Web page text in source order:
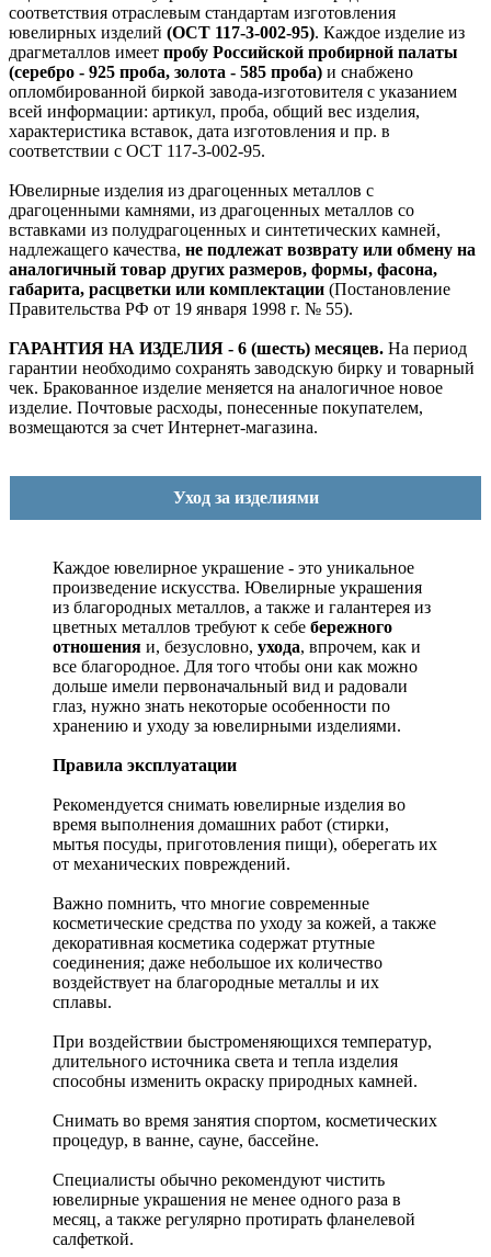
соответствия отраслевым стандартам изготовления
ювелирных изделий (ОСТ 117-3-002-95). Каждое изделие из
драгметаллов имеет пробу Российской пробирной палаты
(серебро - 925 проба, золота - 585 проба) и снабжено
опломбированной биркой завода-изготовителя с указанием
всей информации: артикул, проба, общий вес изделия,
характеристика вставок, дата изготовления и пр. в
соответствии с ОСТ 117-3-002-95.
Ювелирные изделия из драгоценных металлов с
драгоценными камнями, из драгоценных металлов со
вставками из полудрагоценных и синтетических камней,
надлежащего качества, не подлежат возврату или обмену на
аналогичный товар других размеров, формы, фасона,
габарита, расцветки или комплектации (Постановление
Правительства РФ от 19 января 1998 г. № 55).
ГАРАНТИЯ НА ИЗДЕЛИЯ - 6 (шесть) месяцев. На период
гарантии необходимо сохранять заводскую бирку и товарный
чек. Бракованное изделие меняется на аналогичное новое
изделие. Почтовые расходы, понесенные покупателем,
возмещаются за счет Интернет-магазина.
Уход за изделиями
Каждое ювелирное украшение - это уникальное
произведение искусства. Ювелирные украшения
из благородных металлов, а также и галантерея из
цветных металлов требуют к себе бережного
отношения и, безусловно, ухода, впрочем, как и
все благородное. Для того чтобы они как можно
дольше имели первоначальный вид и радовали
глаз, нужно знать некоторые особенности по
хранению и уходу за ювелирными изделиями.
Правила эксплуатации
Рекомендуется снимать ювелирные изделия во
время выполнения домашних работ (стирки,
мытья посуды, приготовления пищи), оберегать их
от механических повреждений.
Важно помнить, что многие современные
косметические средства по уходу за кожей, а также
декоративная косметика содержат ртутные
соединения; даже небольшое их количество
воздействует на благородные металлы и их
сплавы.
При воздействии быстроменяющихся температур,
длительного источника света и тепла изделия
способны изменить окраску природных камней.
Снимать во время занятия спортом, косметических
процедур, в ванне, сауне, бассейне.
Специалисты обычно рекомендуют чистить
ювелирные украшения не менее одного раза в
месяц, а также регулярно протирать фланелевой
салфеткой.